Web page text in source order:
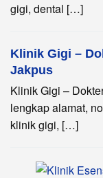
gigi, dental […]
Klinik Gigi –
Jakpus
Klinik Gigi –
lengkap alamat,
klinik gigi, […]